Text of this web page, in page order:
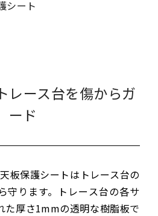
シート
ース台を傷からガ
ード
板保護シートはトレース台の
守ります。トレース台の各サ
た厚さ1mmの透明な樹脂板で